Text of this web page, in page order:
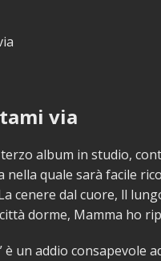
via
terzo album in studio,
nella quale sarà facile
cenere dal cuore, ll
dorme, Mamma ho
è un addio consapevole